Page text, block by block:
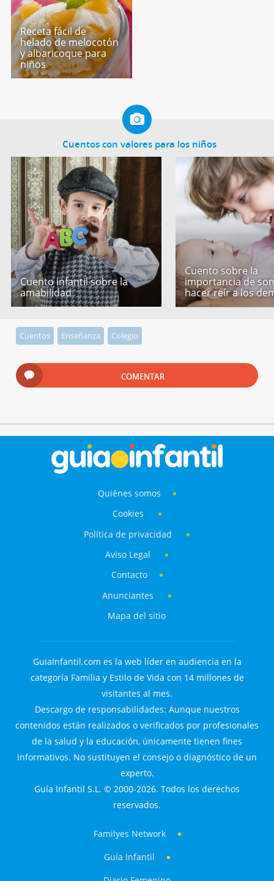
Receta fácil de
helado de melocotón
y albaricoque para
niños
Cuentos con valores para los niños
Cuento infantil sobre la
amabilidad
Cuento sobre la
importancia de
hacer reír a los
Cuentos Enseñanza Colegio
COMENTAR
Quiénes somos
Cookies
Política de privacidad
Aviso Legal
Contacto
Anunciantes
Mapa del sitio
GuiaInfantil.com es la web líder en audiencia en la
categoría Familia y Estilo de Vida con 14 millones de
visitantes al mes.
Descargo de responsabilidades: Aunque nuestros
contenidos están realizados o verificados por profesionales
de la salud y la educación, únicamente tienen fines
informativos. No sustituyen el consejo o diagnóstico de un
experto.
Guía Infantil S.L. © 2000-2026. Todos los derechos
reservados.
Familyes Network
Guía Infantil